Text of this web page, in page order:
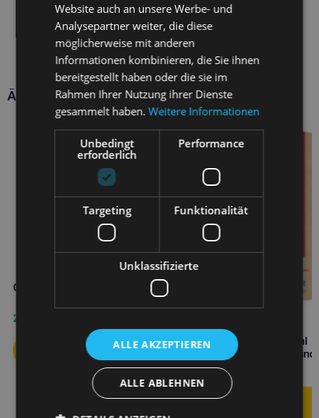
Ähnliche Produkte
GEULINCX Tris-Nac 120ml
24,90
SCANVET AuriCeum 50ml
Ohrflüssigkeit für Hund und
Katze
8,90€
Website auch an unsere Werbe- und
Analysepartner weiter, die diese
möglicherweise mit anderen
Informationen kombinieren, die Sie ihnen
bereitgestellt haben oder die sie im
Rahmen Ihrer Nutzung ihrer Dienste
gesammelt haben.Weitere Informationen
Unbedingt
erforderlich
Performance
Targeting Funktionalität
Unklassifizierte
ALLE AKZEPTIEREN
ALLE ABLEHNEN